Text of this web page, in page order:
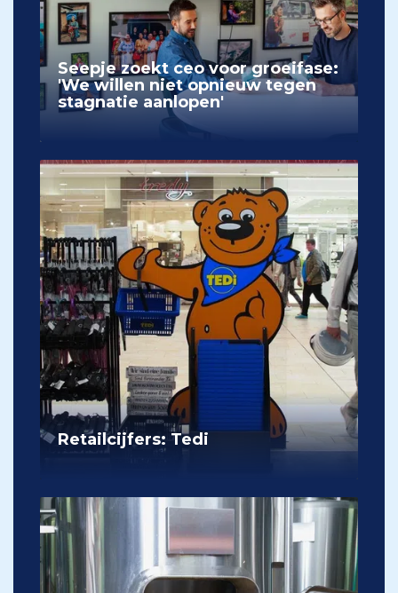
Seepje zoekt ceo voor groeifase:
'We willen niet opnieuw tegen
stagnatie aanlopen'
Retailcijfers: Tedi